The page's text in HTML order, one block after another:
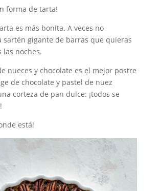
forma de tarta!
es más bonita. A veces no
sartén gigante de barras que quieras
las noches.
está!